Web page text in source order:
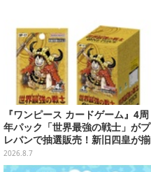
『ワンピース カードゲーム』4周
年パック「世界最強の戦士」がプ
レバンで抽選販売！新旧四皇が揃
い踏み、刃牙作者が描く「カイド
ウ」も
2026.8.7